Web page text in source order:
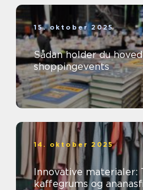
15. oktober 2025
Sådan holder du
shoppingevents
14. oktober 2025
Innovative materialer:
kaffegrums og